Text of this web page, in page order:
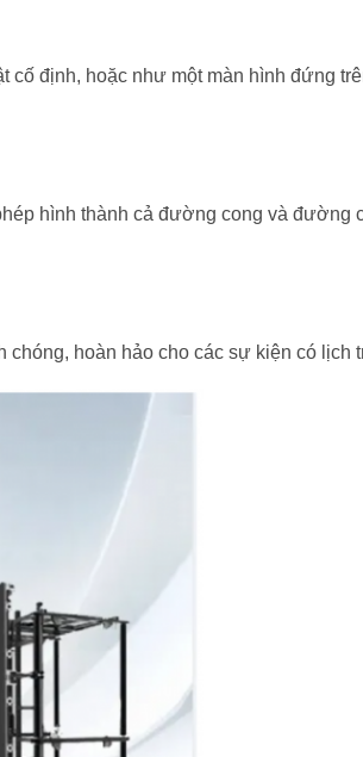
định, hoặc như một màn hình đứng
hình thành cả đường cong và đường
hoàn hảo cho các sự kiện có lịch